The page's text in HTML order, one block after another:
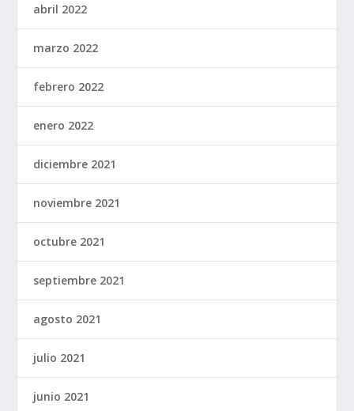
abril 2022
marzo 2022
febrero 2022
enero 2022
diciembre 2021
noviembre 2021
octubre 2021
septiembre 2021
agosto 2021
julio 2021
junio 2021